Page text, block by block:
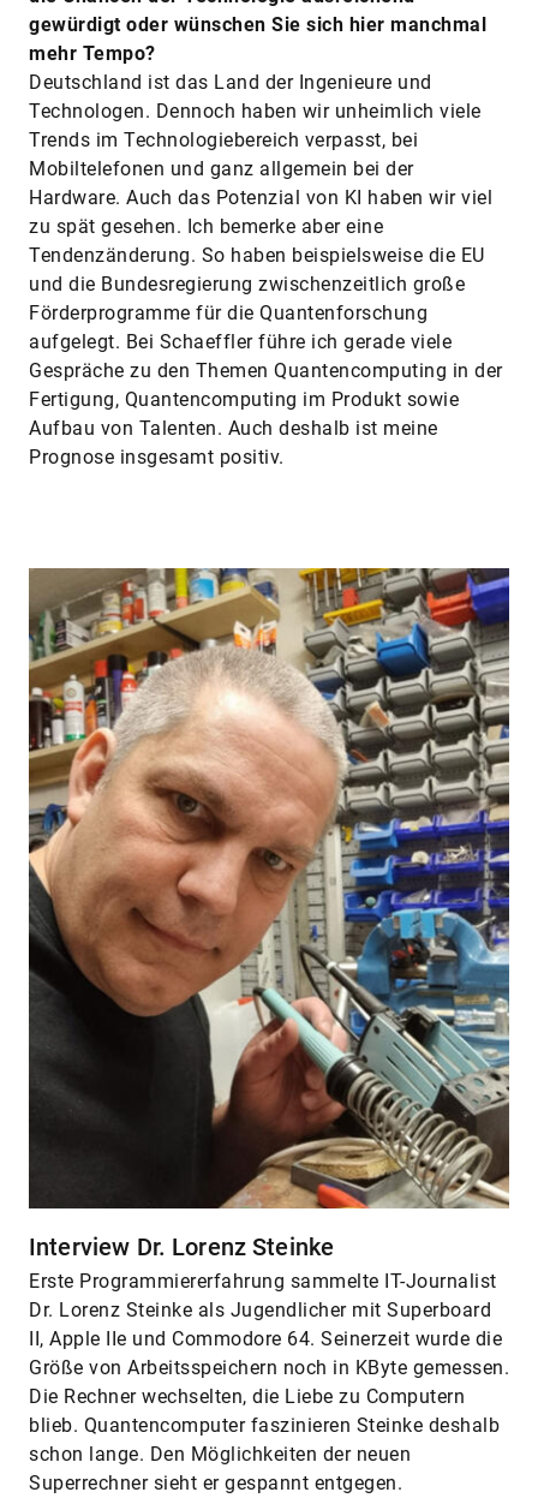
gewürdigt oder wünschen Sie sich hier manchmal
mehr ­Tempo?
Deutschland ist das Land der Ingenieure und
Technologen. Dennoch haben wir unheimlich viele
Trends im Technologiebereich verpasst, bei
Mobiltelefonen und ganz allgemein bei der
Hardware. Auch das Potenzial von KI haben wir viel
zu spät gesehen. Ich bemerke aber eine
Tendenzänderung. So haben beispielsweise die EU
und die Bundesregierung zwischenzeitlich große
Förderprogramme für die Quantenforschung
aufgelegt. Bei Schaeffler führe ich gerade viele
Gespräche zu den Themen Quantencomputing in der
Fertigung, Quantencomputing im Produkt sowie
Aufbau von Talenten. Auch deshalb ist meine
Prognose insgesamt positiv.
Interview Dr. Lorenz Steinke
Erste Programmiererfahrung sammelte IT-Journalist
Dr. Lorenz Steinke als Jugendlicher mit Superboard
II, Apple IIe und Commodore 64. Seinerzeit wurde die
Größe von Arbeitsspeichern noch in KByte gemessen.
Die Rechner wechselten, die Liebe zu Computern
blieb. Quantencomputer faszinieren Steinke deshalb
schon lange. Den Möglichkeiten der neuen
Superrechner sieht er gespannt entgegen.